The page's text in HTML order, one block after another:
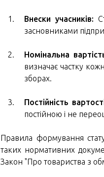
Внески учасників:
засновниками
Номінальна
визначає частку
зборах.
Постійність
постійною і не
Правила формування
таких нормативних
Закон "Про товариства з